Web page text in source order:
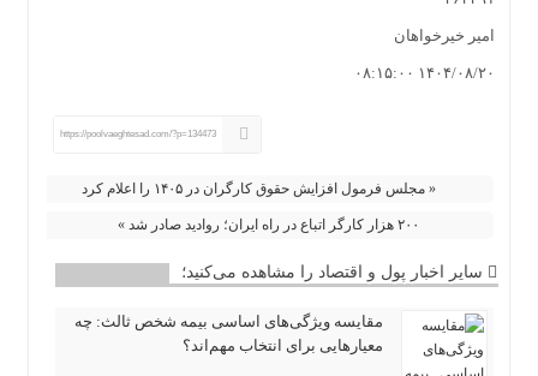
امیر خیرخواهان
۱۴۰۴/۰۸/۲۰ ۰۸:۱۵:۰۰
https://poolvaeghtesad.com/?p=134473
« مجلس فرمول افزایش حقوق کارگران در ۱۴۰۵ را اعلام کرد
۲۰۰ هزار کارگر اتباع در راه ایران؛ روادید صادر شد »
سایر اخبار پول و اقتصاد را مشاهده می‌کنید؛
مقایسه ویژگی‌های اساسی بیمه شخص ثالث: چه
معیارهایی برای انتخاب مهم‌اند؟